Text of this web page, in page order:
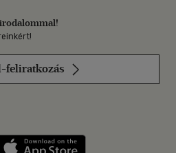
feliratkozás
ona LinkedInen
applikáció Szerezd meg: Google